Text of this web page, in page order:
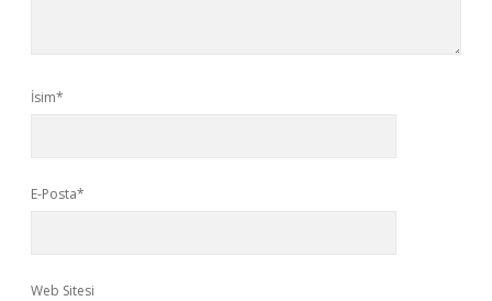
İsim*
E-Posta*
Web Sitesi